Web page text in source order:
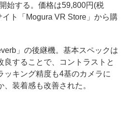
始する。価格は59,800円(税
ト「Mogura VR Store」から購
」の後継機。基本スペックは
良することで、コントラストと
ッキング精度も4基のカメラに
装着感も改善された。